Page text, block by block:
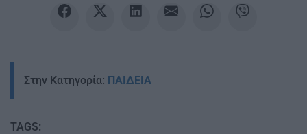
Στην Κατηγορία: ΠΑΙΔΕΙΑ
TAGS: